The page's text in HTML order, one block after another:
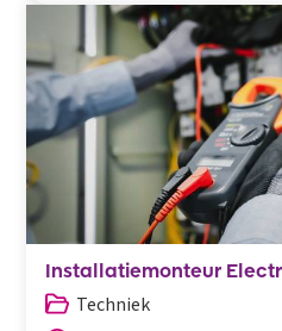
Installatiemonteur
Techniek